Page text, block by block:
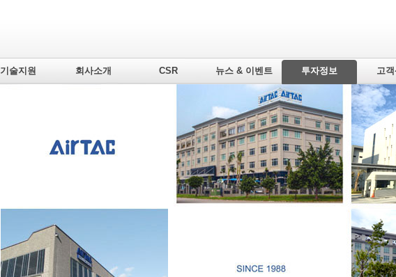
기술지원 회사소개 CSR 뉴스 & 이벤트 투자정보 고객